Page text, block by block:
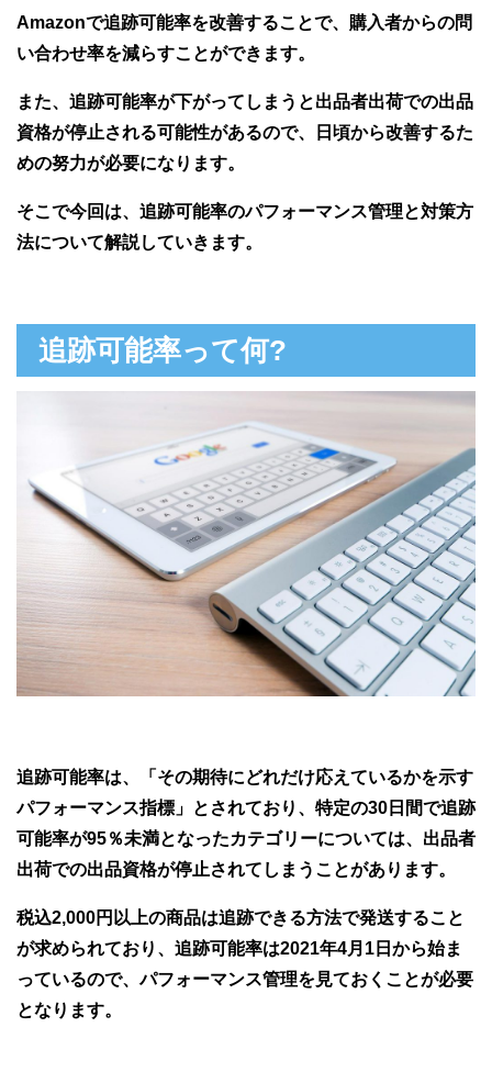
Amazonで追跡可能率を改善することで、購入者からの問
い合わせ率を減らすことができます。
また、追跡可能率が下がってしまうと出品者出荷での出品
資格が停止される可能性があるので、日頃から改善するた
めの努力が必要になります。
そこで今回は、追跡可能率のパフォーマンス管理と対策方
法について解説していきます。
追跡可能率って何?
追跡可能率は、「その期待にどれだけ応えているかを示す
パフォーマンス指標」とされており、特定の30日間で追跡
可能率が95％未満となったカテゴリーについては、出品者
出荷での出品資格が停止されてしまうことがあります。
税込2,000円以上の商品は追跡できる方法で発送すること
が求められており、追跡可能率は2021年4月1日から始ま
っているので、パフォーマンス管理を見ておくことが必要
となります。